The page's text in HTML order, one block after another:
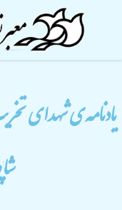
يادنامه‌ي شهدای